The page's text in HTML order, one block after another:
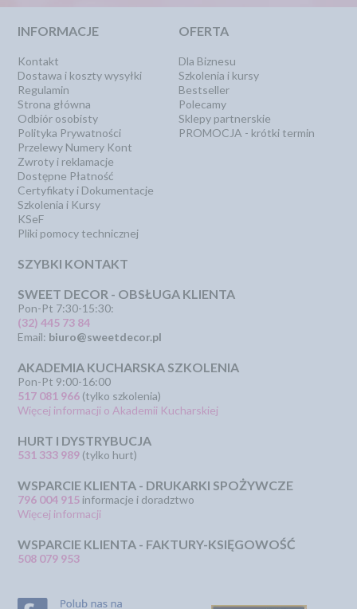
INFORMACJE
Kontakt
Dostawa i koszty wysyłki
Regulamin
Strona główna
Odbiór osobisty
Polityka Prywatności
Przelewy Numery Kont
Zwroty i reklamacje
Dostępne Płatność
Certyfikaty i Dokumentacje
Szkolenia i Kursy
KSeF
Pliki pomocy technicznej
OFERTA
Dla Biznesu
Szkolenia i kursy
Bestseller
Polecamy
Sklepy partnerskie
PROMOCJA - krótki termin
SZYBKI KONTAKT
SWEET DECOR - OBSŁUGA KLIENTA
Pon-Pt 7:30-15:30:
(32) 445 73 84
Email: biuro@sweetdecor.pl
AKADEMIA KUCHARSKA SZKOLENIA
Pon-Pt 9:00-16:00
517 081 966 (tylko szkolenia)
Więcej informacji o Akademii Kucharskiej
HURT I DYSTRYBUCJA
531 333 989 (tylko hurt)
WSPARCIE KLIENTA - DRUKARKI SPOŻYWCZE
796 004 915 informacje i doradztwo
Więcej informacji
WSPARCIE KLIENTA - FAKTURY-KSIĘGOWOŚĆ
508 079 953